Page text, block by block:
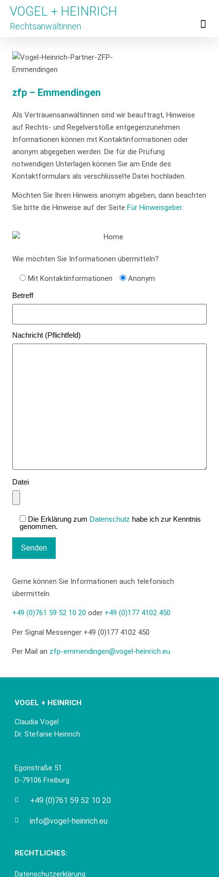
VOGEL + HEINRICH
Rechtsanwältinnen
zfp – Emmendingen
Als Vertrauensanwältinnen sind wir beauftragt, Hinweise
auf Rechts- und Regelverstöße entgegenzunehmen.
Informationen können mit Kontaktinformationen oder
anonym abgegeben werden. Die für die Prüfung
notwendigen Unterlagen können Sie am Ende des
Kontaktformulars als verschlüsselte Datei hochladen.
Möchten Sie Ihren Hinweis anonym abgeben, dann beachten
Sie bitte die Hinweise auf der Seite Für Hinweisgeber.
Wie möchten Sie Informationen übermitteln?
Mit Kontaktinformationen Anonym
Betreff
Nachricht (Pflichtfeld)
Datei
Die Erklärung zum Datenschutz habe ich zur Kenntnis
genommen.
Gerne können Sie Informationen auch telefonisch
übermitteln.
+49 (0)761 59 52 10 20 oder +49 (0)177 4102 450
Per Signal Messenger +49 (0)177 4102 450
Per Mail an zfp-emmendingen@vogel-heinrich.eu
VOGEL + HEINRICH
Claudia Vogel
Dr. Stefanie Heinrich
Egonstraße 51
D-79106 Freiburg
+49 (0)761 59 52 10 20
info@vogel-heinrich.eu
RECHTLICHES:
Datenschutzerklärung